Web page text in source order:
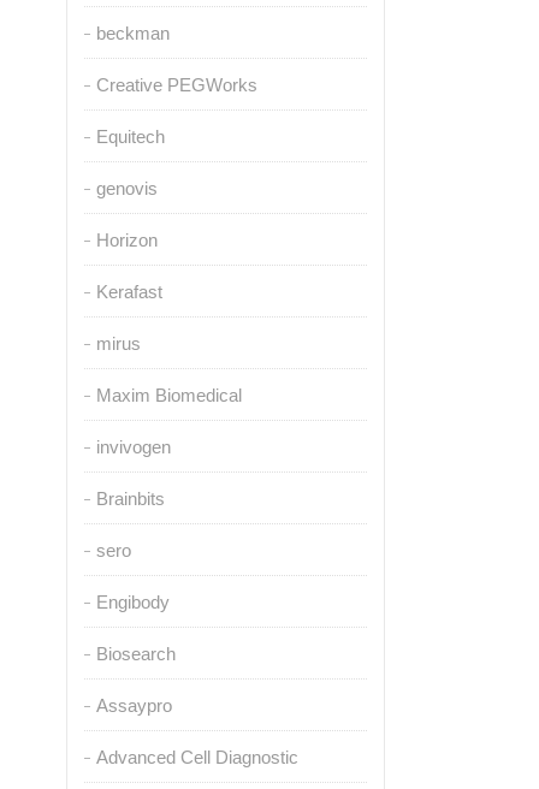
beckman
Creative PEGWorks
Equitech
genovis
Horizon
Kerafast
mirus
Maxim Biomedical
invivogen
Brainbits
sero
Engibody
Biosearch
Assaypro
Advanced Cell Diagnostic